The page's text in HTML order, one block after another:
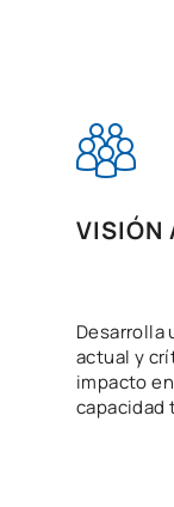
VISIÓN
Desarrolla
actual y
impacto
capacidad